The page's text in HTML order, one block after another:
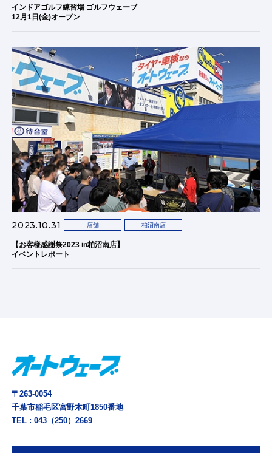
インドアゴルフ練習場 ゴルフウェーブ
12月1日(金)オープン
2023.10.31 店舗 柏沼南店
【お客様感謝祭2023 in柏沼南店】
イベントレポート
〒263-0054
千葉市稲毛区宮野木町1850番地
TEL :043（250）2669